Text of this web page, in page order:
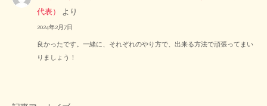
代表）
より
2024年2月7日
良かったです。一緒に、それぞれのやり方で、出来る方法で頑張ってまい
りましょう！